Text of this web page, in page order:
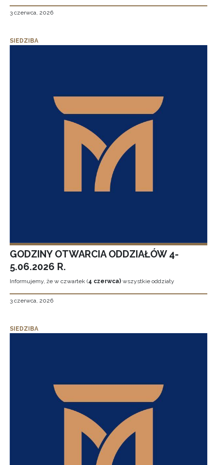
3 czerwca, 2026
SIEDZIBA
GODZINY OTWARCIA ODDZIAŁÓW 4-
5.06.2026 R.
Informujemy, że w czwartek (4 czerwca) wszystkie oddziały
3 czerwca, 2026
SIEDZIBA